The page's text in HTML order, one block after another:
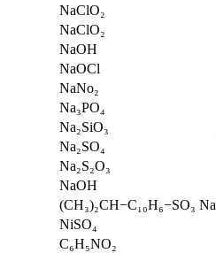
NaClO₂
NaClO₂
NaOH
NaOCl
NaNo₂
Na₃PO₄
Na₂SiO₃
Na₂SO₄
Na₂S₂O₃
NaOH
(CH₃)₂CH−C₁₀H₆−SO₃ Na
NiSO₄
C₆H₅NO₂